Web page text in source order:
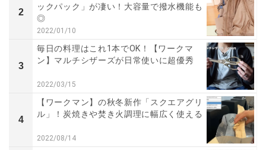
2
ックパック」が凄い！大容量で撥水機能も
◎
2022/01/10
3
毎日の料理はこれ1本でOK！【ワークマ
ン】マルチシザーズが日常使いに超優秀
2022/03/15
4
【ワークマン】の秋冬新作「スクエアグリ
ル」！炭焼きや焚き火調理に幅広く使える
2022/08/14